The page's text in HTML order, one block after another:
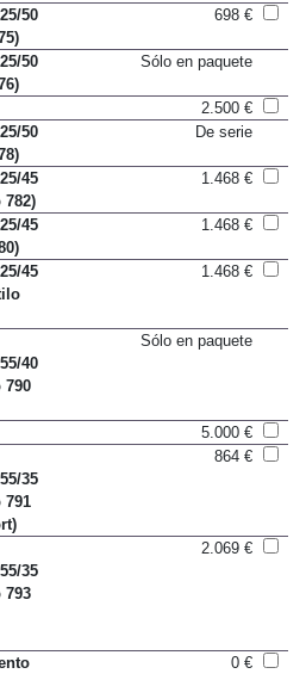
4.000 €
50
50
2.500 €
50
45
45
45
40
5.000 €
35
35